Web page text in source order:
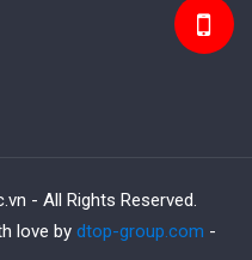
- All Rights Reserved.
love by dtop-group.com -